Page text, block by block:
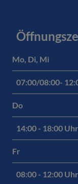
Mo, Di, Mi
07:00/08:00-
Do
14:00 - 18:00 Uhr
Fr
08:00 - 12:00 Uhr